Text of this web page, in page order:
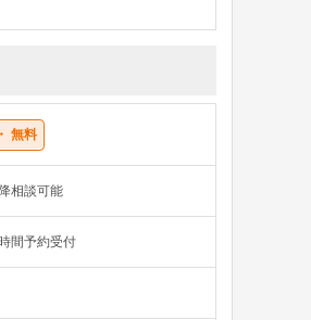
無料
相談可能
間予約受付